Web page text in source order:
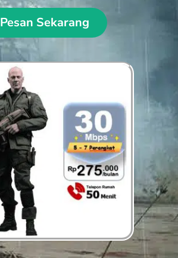
Pesan Sekarang